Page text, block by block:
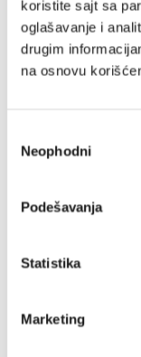
koristite sajt sa
oglašavanje i
drugim
na osnovu
сагласности
Neophodni
Podešavanja
Statistika
Marketing
ANA